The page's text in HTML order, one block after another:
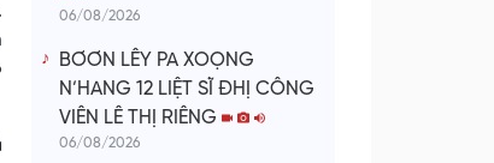
06/08/2026
BƠƠN LÊY PA XOỌNG
N’HANG 12 LIỆT SĨ ĐHỊ CÔNG
VIÊN LÊ THỊ RIÊNG
06/08/2026